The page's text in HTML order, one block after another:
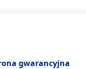
gwarancyjna